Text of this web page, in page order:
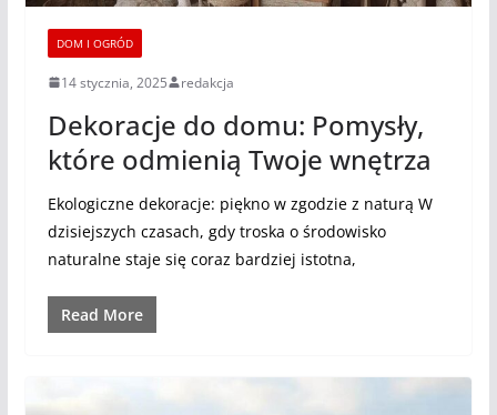
DOM I OGRÓD
14 stycznia, 2025 redakcja
Dekoracje do domu: Pomysły,
które odmienią Twoje wnętrza
Ekologiczne dekoracje: piękno w zgodzie z naturą W
dzisiejszych czasach, gdy troska o środowisko
naturalne staje się coraz bardziej istotna,
Read More